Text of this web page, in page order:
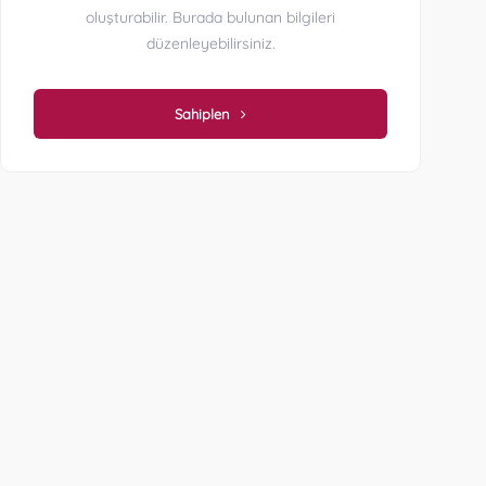
oluşturabilir. Burada bulunan bilgileri
düzenleyebilirsiniz.
Sahiplen